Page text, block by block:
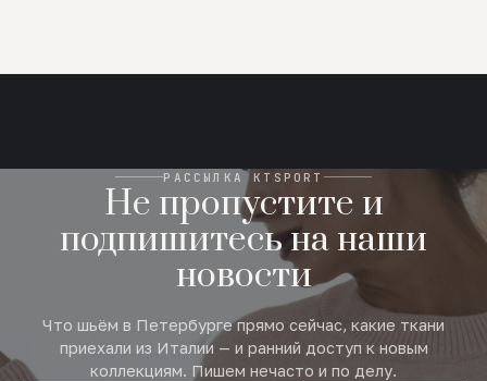
РАССЫЛКА KTSPORT
Не пропустите и
подпишитесь на наши
новости
Что шьём в Петербурге прямо сейчас, какие ткани
приехали из Италии — и ранний доступ к новым
коллекциям. Пишем нечасто и по делу.